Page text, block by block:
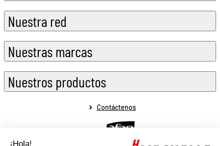
Nuestra red
Nuestras marcas
Nuestros productos
Contáctenos